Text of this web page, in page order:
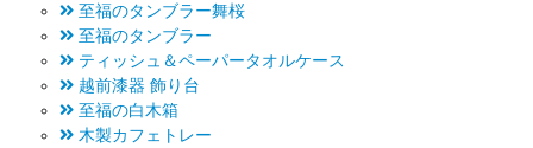
至福のタンブラー舞桜
至福のタンブラー
ティッシュ＆ペーパータオルケース
越前漆器 飾り台
至福の白木箱
木製カフェトレー